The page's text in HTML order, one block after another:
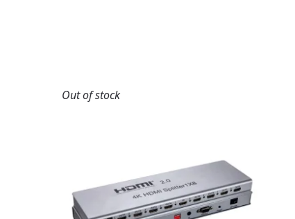
Out of stock